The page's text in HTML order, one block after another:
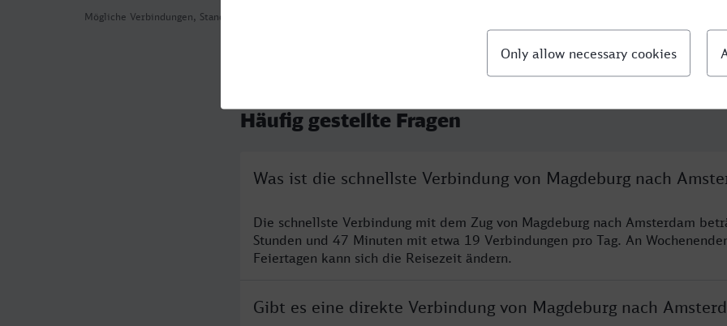
Mögliche Verbindungen, Stand: 2026-08-02 00:39
Häufig gestellte Fragen
Was ist die schnellste Verbindung von Magdeburg nach
Die schnellste Verbindung mit dem Zug von Magdeburg nach Amsterdam
Stunden und 47 Minuten mit etwa 19 Verbindungen pro Tag. An
Feiertagen kann sich die Reisezeit ändern.
Gibt es eine direkte Verbindung von Magdeburg nach